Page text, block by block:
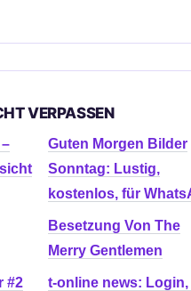
VERPASSEN
Guten Morgen Bilder
Sonntag: Lustig,
kostenlos, für
Besetzung Von The
Merry Gentlemen
#2
t-online news: Login,